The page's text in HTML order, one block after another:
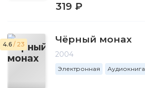
319 ₽
4.6 / 23 Чёрный монах
2004
Электронная Аудиокнига